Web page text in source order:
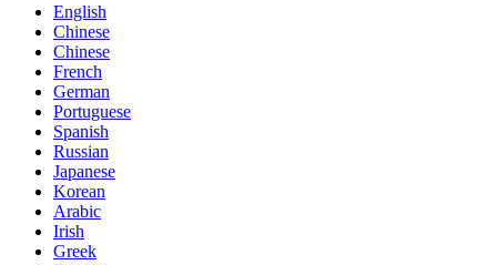
English
Chinese
Chinese
French
German
Portuguese
Spanish
Russian
Japanese
Korean
Arabic
Irish
Greek